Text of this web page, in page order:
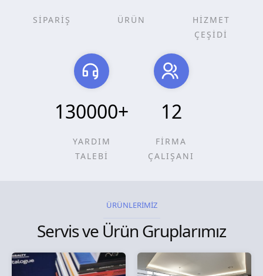
SİPARİŞ ÜRÜN
HİZMET
ÇEŞİDİ
130000+
YARDIM
TALEBİ
12
FİRMA
ÇALIŞANI
ÜRÜNLERİMİZ
Servis ve Ürün Gruplarımız